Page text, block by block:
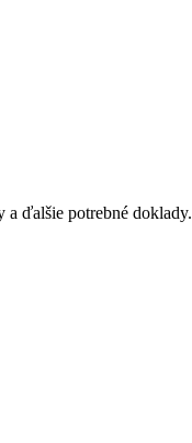
a ďalšie potrebné doklady.